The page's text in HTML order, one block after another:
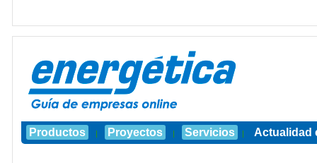
Productos | Proyectos | Servicios | Actualidad